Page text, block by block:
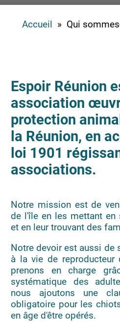
Accueil » Qui
Espoir Réunion
association
protection
la Réunion, en
loi 1901
associations.
Notre mission est de
de l'île en les mettant en
et en leur trouvant des
Notre devoir est aussi de
à la vie de reproducteur
prenons en charge
systématique des
nous ajoutons une
obligatoire pour les
en âge d'être opérés.